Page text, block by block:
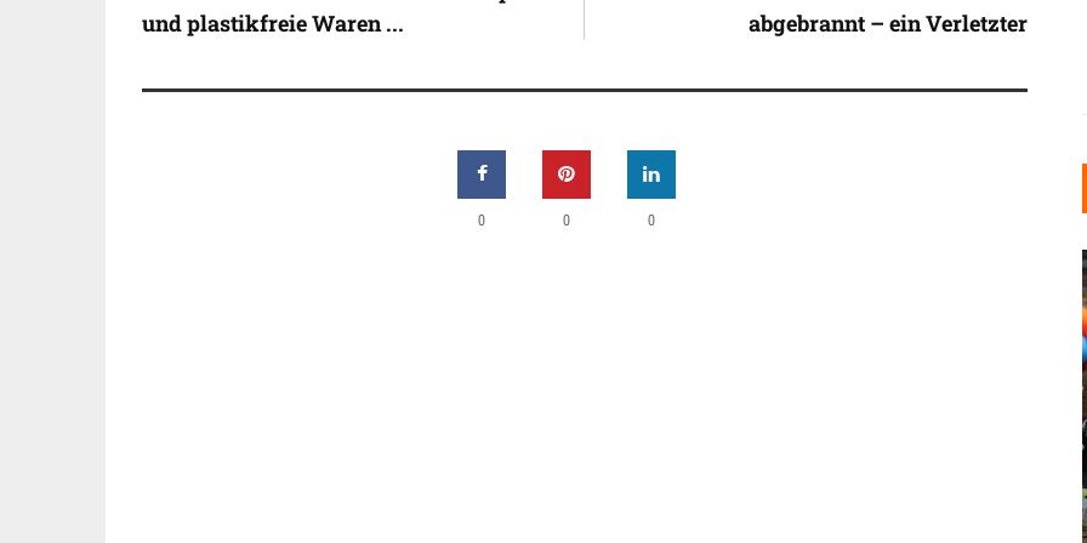
und plastikfreie Waren ...
abgebrannt – ein Verletzter
0 0 0